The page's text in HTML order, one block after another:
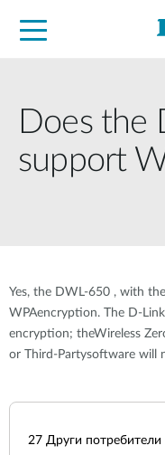
Does the
support
Yes, the DWL-650 , with
WPAencryption. The D-
encryption; theWireless
or Third-Partysoftware will
27 Други потребители